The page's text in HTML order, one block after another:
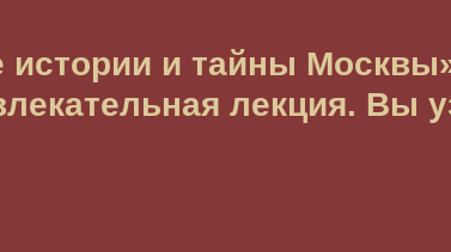
истории и тайны
лекция. Вы